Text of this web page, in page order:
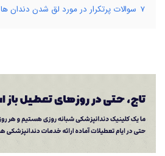
7 سوالات پرتکرار در مورد لق شدن دندان ها